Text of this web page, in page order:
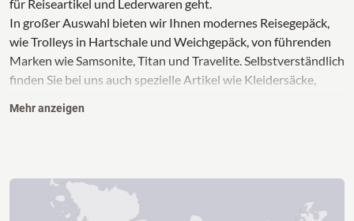
für Reiseartikel und Lederwaren geht.
In großer Auswahl bieten wir Ihnen modernes Reisegepäck,
wie Trolleys in Hartschale und Weichgepäck, von führenden
Marken wie Samsonite, Titan und Travelite. Selbstverständlich
finden Sie bei uns auch spezielle Artikel wie Kleidersäcke,
unserer Handtaschenabteilung finden Sie modische
Für Ihre Kinder haben wir die gesamte Ausstattung vom
Kindergartenrucksack von Deuter oder Affenzahn, über den
Mehr anzeigen